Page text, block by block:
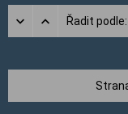
Řadit podle: